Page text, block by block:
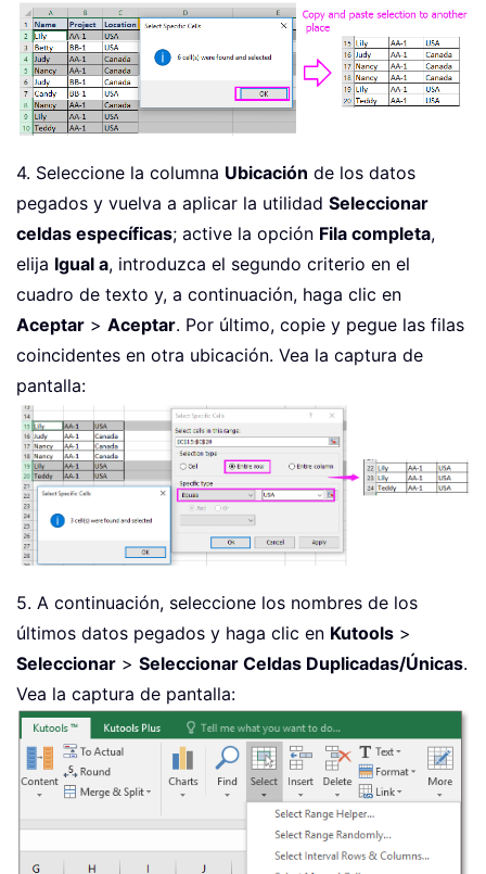
4. Seleccione la columna Ubicación de los datos
pegados y vuelva a aplicar la utilidad Seleccionar
celdas específicas; active la opción Fila completa,
elija Igual a, introduzca el segundo criterio en el
cuadro de texto y, a continuación, haga clic en
Aceptar > Aceptar. Por último, copie y pegue las filas
coincidentes en otra ubicación. Vea la captura de
pantalla:
5. A continuación, seleccione los nombres de los
últimos datos pegados y haga clic en Kutools >
Seleccionar > Seleccionar Celdas Duplicadas/Únicas.
Vea la captura de pantalla: